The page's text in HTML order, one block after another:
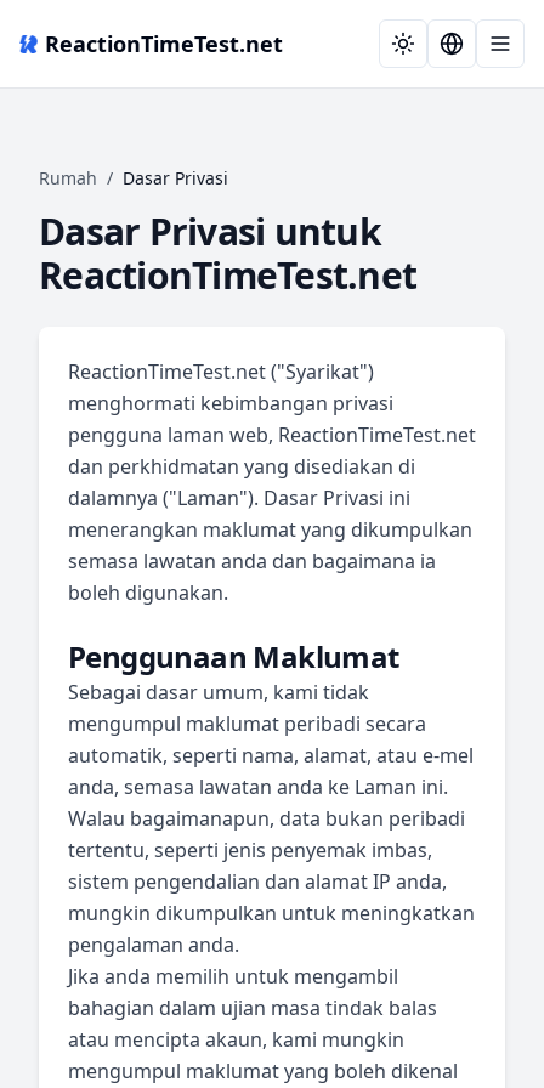
ReactionTimeTest.net
Rumah / Dasar Privasi
Dasar Privasi untuk
ReactionTimeTest.net
ReactionTimeTest.net ("Syarikat")
menghormati kebimbangan privasi
pengguna laman web, ReactionTimeTest.net
dan perkhidmatan yang disediakan di
dalamnya ("Laman"). Dasar Privasi ini
menerangkan maklumat yang dikumpulkan
semasa lawatan anda dan bagaimana ia
boleh digunakan.
Penggunaan Maklumat
Sebagai dasar umum, kami tidak
mengumpul maklumat peribadi secara
automatik, seperti nama, alamat, atau e-mel
anda, semasa lawatan anda ke Laman ini.
Walau bagaimanapun, data bukan peribadi
tertentu, seperti jenis penyemak imbas,
sistem pengendalian dan alamat IP anda,
mungkin dikumpulkan untuk meningkatkan
pengalaman anda.
Jika anda memilih untuk mengambil
bahagian dalam ujian masa tindak balas
atau mencipta akaun, kami mungkin
mengumpul maklumat yang boleh dikenal